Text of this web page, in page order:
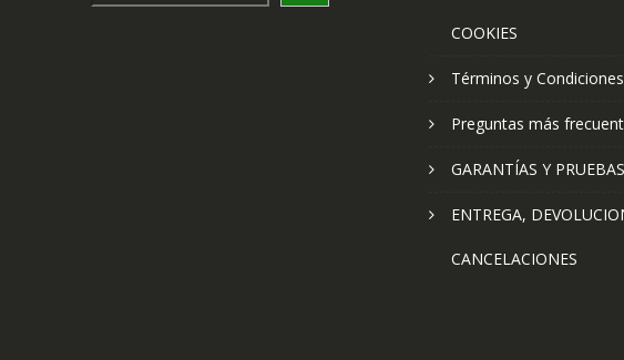
COOKIES
Términos y Condiciones
Preguntas más
GARANTÍAS Y PRUEBAS
ENTREGA,
CANCELACIONES